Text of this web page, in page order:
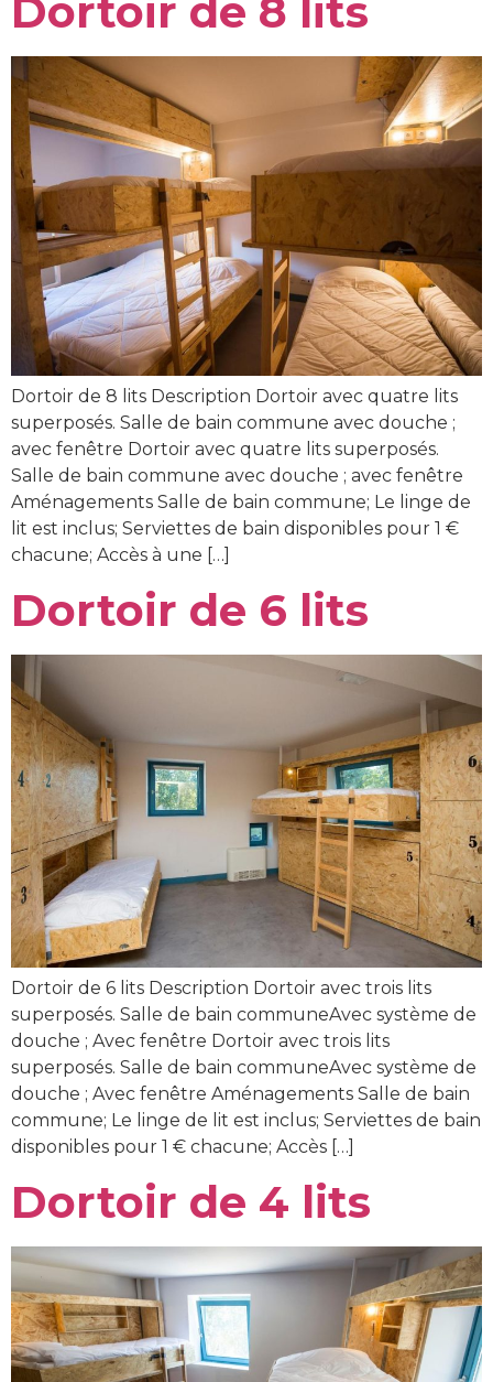
Dortoir de 8 lits
Dortoir de 8 lits Description Dortoir avec quatre lits
superposés. Salle de bain commune avec douche ;
avec fenêtre Dortoir avec quatre lits superposés.
Salle de bain commune avec douche ; avec fenêtre
Aménagements Salle de bain commune; Le linge de
lit est inclus; Serviettes de bain disponibles pour 1 €
chacune; Accès à une […]
Dortoir de 6 lits
Dortoir de 6 lits Description Dortoir avec trois lits
superposés. Salle de bain communeAvec système de
douche ; Avec fenêtre Dortoir avec trois lits
superposés. Salle de bain communeAvec système de
douche ; Avec fenêtre Aménagements Salle de bain
commune; Le linge de lit est inclus; Serviettes de bain
disponibles pour 1 € chacune; Accès […]
Dortoir de 4 lits